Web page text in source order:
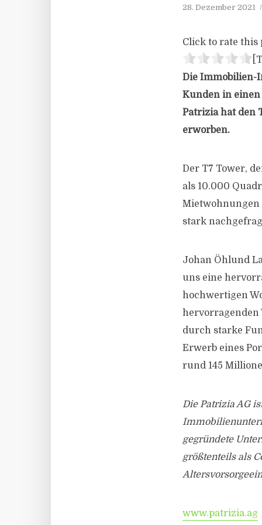
28. Dezember 2021
Click to rate this
Die Immobilien-
Kunden in
Patrizia hat den
erworben.
Der T7 Tower,
als 10.000
Mietwohnungen
stark
Johan Öhlund
uns eine
hochwertigen
hervorragenden
durch starke
Erwerb eines
rund 145
Die Patrizia AG
gegründete
größtenteils als
www.patrizia.ag